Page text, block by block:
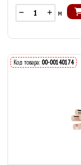
м
Код товара: 00-00140174